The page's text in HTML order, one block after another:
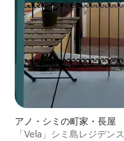
アノ・シミの町家・長屋
「Vela」シミ島レジデンス